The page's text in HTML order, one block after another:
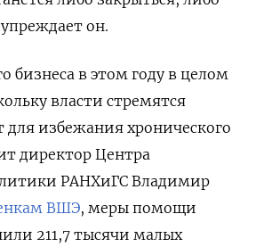
он.
бизнеса в этом году в целом
власти стремятся
избежания хронического
директор Центра
РАНХиГС Владимир
ВШЭ, меры помощи
211,7 тысячи малых